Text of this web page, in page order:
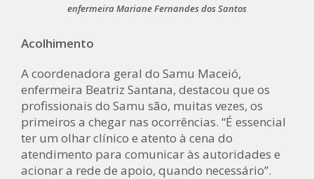
enfermeira Mariane Fernandes dos Santos
Acolhimento
A coordenadora geral do Samu Maceió,
enfermeira Beatriz Santana, destacou que os
profissionais do Samu são, muitas vezes, os
primeiros a chegar nas ocorrências. “É essencial
ter um olhar clínico e atento à cena do
atendimento para comunicar às autoridades e
acionar a rede de apoio, quando necessário”.